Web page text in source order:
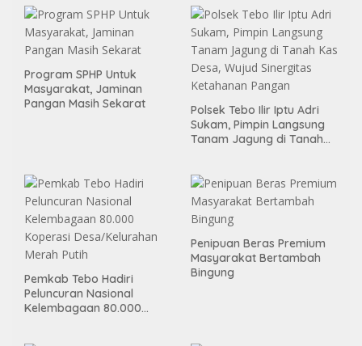
Program SPHP Untuk
Masyarakat, Jaminan
Pangan Masih Sekarat
Polsek Tebo Ilir Iptu Adri
Sukam, Pimpin Langsung
Tanam Jagung di Tanah
Pemkab Tebo Hadiri
Peluncuran Nasional
Kelembagaan 80.000
Penipuan Beras Premium
Masyarakat Bertambah
Bingung